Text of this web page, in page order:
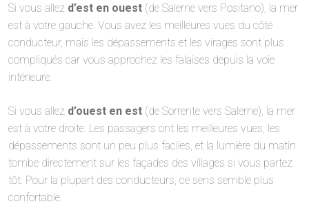
Si vous allez d’est en ouest (de Salerne vers Positano), la mer
est à votre gauche. Vous avez les meilleures vues du côté
conducteur, mais les dépassements et les virages sont plus
compliqués car vous approchez les falaises depuis la voie
intérieure.
Si vous allez d’ouest en est (de Sorrente vers Salerne), la mer
est à votre droite. Les passagers ont les meilleures vues, les
dépassements sont un peu plus faciles, et la lumière du matin
tombe directement sur les façades des villages si vous partez
tôt. Pour la plupart des conducteurs, ce sens semble plus
confortable.